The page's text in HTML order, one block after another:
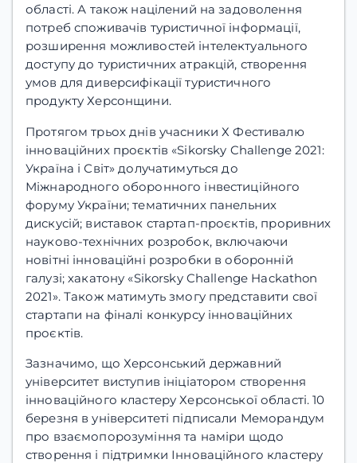
області. А також націлений на задоволення
потреб споживачів туристичної інформації,
розширення можливостей інтелектуального
доступу до туристичних атракцій, створення
умов для диверсифікації туристичного
продукту Херсонщини.
Протягом трьох днів учасники Х Фестивалю
інноваційних проєктів «Sikorsky Challenge 2021:
Україна і Світ» долучатимуться до
Міжнародного оборонного інвестиційного
форуму України; тематичних панельних
дискусій; виставок стартап-проєктів, проривних
науково-технічних розробок, включаючи
новітні інноваційні розробки в оборонній
галузі; хакатону «Sikorsky Challenge Hackathon
2021». Також матимуть змогу представити свої
стартапи на фіналі конкурсу інноваційних
проєктів.
Зазначимо, що Херсонський державний
університет виступив ініціатором створення
інноваційного кластеру Херсонської області. 10
березня в університеті підписали Меморандум
про взаємопорозуміння та наміри щодо
створення і підтримки Інноваційного кластеру